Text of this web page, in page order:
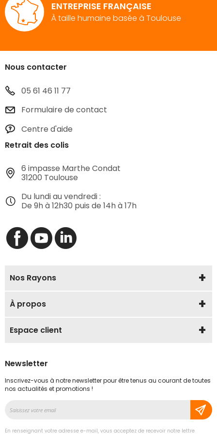
ENTREPRISE FRANÇAISE
À taille humaine basée à Toulouse
Nous contacter
05 61 46 11 77
Formulaire de contact
Centre d'aide
Retrait des colis
6 impasse Marthe Condat
31200 Toulouse
Du lundi au vendredi :
De 9h à 12h30 puis de 14h à 17h
Nos Rayons
À propos
Espace client
Newsletter
Inscrivez-vous à notre newsletter pour être tenus au courant de toutes
nos actualités et promotions !
notre
En renseignant votre adresse e-mail, vous acceptez de recevoir notre lettre